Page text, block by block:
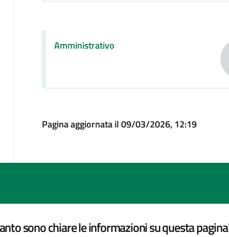
Amministrativo
Pagina aggiornata il 09/03/2026, 12:19
sono chiare le informazioni su questa